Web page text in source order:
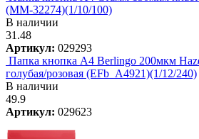
(ММ-32274)(1/10/100)
В наличии
31.48
Артикул: 029293
Папка кнопка А4 Berlingo 200мкм
голубая/розовая (EFb_A4921)(1/12/240)
В наличии
49.9
Артикул: 029623